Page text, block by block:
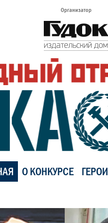
Организатор
О КОНКУРСЕ ГЕРОИ